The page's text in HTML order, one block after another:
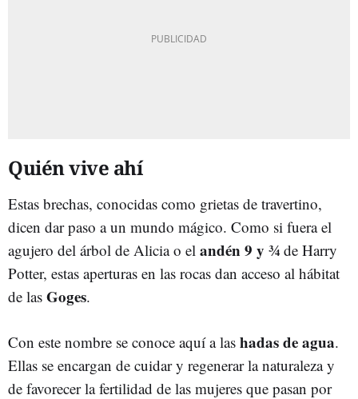
Quién vive ahí
Estas brechas, conocidas como grietas de travertino,
dicen dar paso a un mundo mágico. Como si fuera el
agujero del árbol de Alicia o el andén 9 y ¾ de Harry
Potter, estas aperturas en las rocas dan acceso al hábitat
de las Goges.
Con este nombre se conoce aquí a las hadas de agua.
Ellas se encargan de cuidar y regenerar la naturaleza y
de favorecer la fertilidad de las mujeres que pasan por